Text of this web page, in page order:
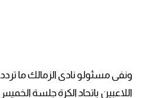
ونفى مسئولو نادى الزمالك ما
اللاعبين باتحاد الكرة جلسة